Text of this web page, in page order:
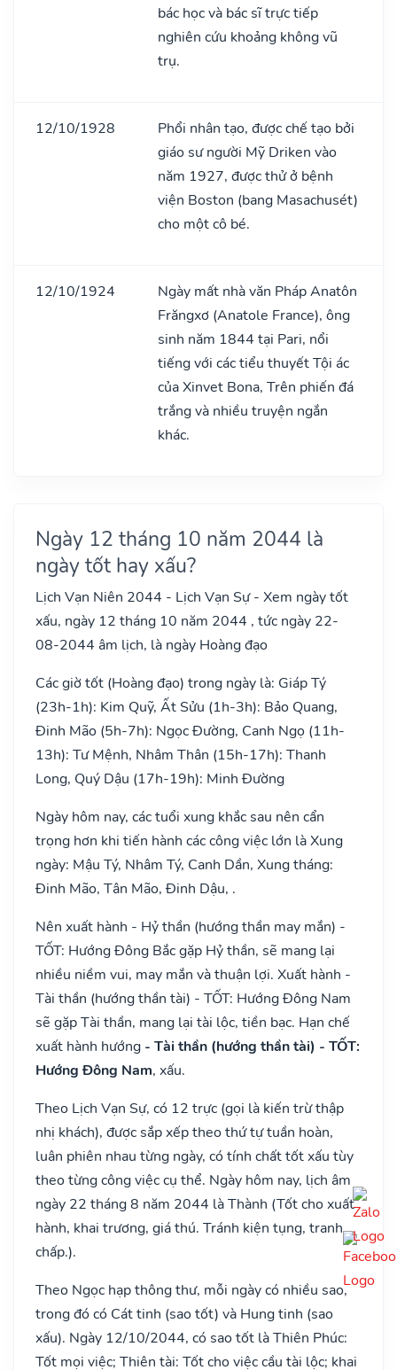
bác học và bác sĩ trực tiếp
nghiên cứu khoảng không vũ
trụ.
12/10/1928
Phổi nhân tạo, được chế tạo bởi
giáo sư người Mỹ Driken vào
năm 1927, được thử ở bệnh
viện Boston (bang Masachusét)
cho một cô bé.
12/10/1924
Ngày mất nhà văn Pháp Anatôn
Frăngxơ (Anatole France), ông
sinh năm 1844 tại Pari, nổi
tiếng với các tiểu thuyết Tội ác
của Xinvet Bona, Trên phiến đá
trắng và nhiều truyện ngắn
khác.
Ngày 12 tháng 10 năm 2044 là
ngày tốt hay xấu?
Lịch Vạn Niên 2044 - Lịch Vạn Sự - Xem ngày tốt
xấu, ngày 12 tháng 10 năm 2044 , tức ngày 22-
08-2044 âm lịch, là ngày Hoàng đạo
Các giờ tốt (Hoàng đạo) trong ngày là: Giáp Tý
(23h-1h): Kim Quỹ, Ất Sửu (1h-3h): Bảo Quang,
Đinh Mão (5h-7h): Ngọc Đường, Canh Ngọ (11h-
13h): Tư Mệnh, Nhâm Thân (15h-17h): Thanh
Long, Quý Dậu (17h-19h): Minh Đường
Ngày hôm nay, các tuổi xung khắc sau nên cẩn
trọng hơn khi tiến hành các công việc lớn là Xung
ngày: Mậu Tý, Nhâm Tý, Canh Dần, Xung tháng:
Đinh Mão, Tân Mão, Đinh Dậu, .
Nên xuất hành - Hỷ thần (hướng thần may mắn) -
TỐT: Hướng Đông Bắc gặp Hỷ thần, sẽ mang lại
nhiều niềm vui, may mắn và thuận lợi. Xuất hành -
Tài thần (hướng thần tài) - TỐT: Hướng Đông Nam
sẽ gặp Tài thần, mang lại tài lộc, tiền bạc. Hạn chế
xuất hành hướng - Tài thần (hướng thần tài) - TỐT:
Hướng Đông Nam, xấu.
Theo Lịch Vạn Sự, có 12 trực (gọi là kiến trừ thập
nhị khách), được sắp xếp theo thứ tự tuần hoàn,
luân phiên nhau từng ngày, có tính chất tốt xấu tùy
theo từng công việc cụ thể. Ngày hôm nay, lịch âm
ngày 22 tháng 8 năm 2044 là Thành (Tốt cho xuất
hành, khai trương, giá thú. Tránh kiện tụng, tranh
chấp.).
Theo Ngọc hạp thông thư, mỗi ngày có nhiều sao,
trong đó có Cát tinh (sao tốt) và Hung tinh (sao
xấu). Ngày 12/10/2044, có sao tốt là Thiên Phúc:
Tốt mọi việc; Thiên tài: Tốt cho việc cầu tài lộc; khai